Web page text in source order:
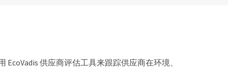
供应商评估工具来跟踪供应商在环境、